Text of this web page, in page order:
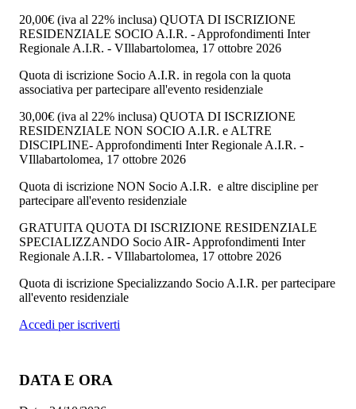
20,00€ (iva al 22% inclusa) QUOTA DI ISCRIZIONE
RESIDENZIALE SOCIO A.I.R. - Approfondimenti Inter
Regionale A.I.R. - VIllabartolomea, 17 ottobre 2026
Quota di iscrizione Socio A.I.R. in regola con la quota
associativa per partecipare all'evento residenziale
30,00€ (iva al 22% inclusa) QUOTA DI ISCRIZIONE
RESIDENZIALE NON SOCIO A.I.R. e ALTRE
DISCIPLINE- Approfondimenti Inter Regionale A.I.R. -
VIllabartolomea, 17 ottobre 2026
Quota di iscrizione NON Socio A.I.R. e altre discipline per
partecipare all'evento residenziale
GRATUITA QUOTA DI ISCRIZIONE RESIDENZIALE
SPECIALIZZANDO Socio AIR- Approfondimenti Inter
Regionale A.I.R. - VIllabartolomea, 17 ottobre 2026
Quota di iscrizione Specializzando Socio A.I.R. per partecipare
all'evento residenziale
Accedi per iscriverti
DATA E ORA